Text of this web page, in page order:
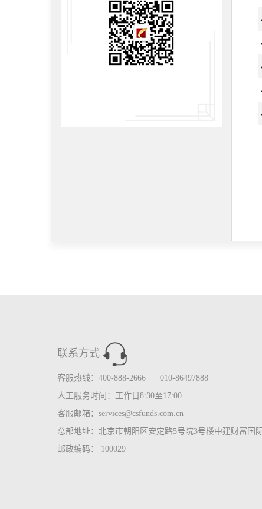
联系方式
客服热线：400-888-2666 010-86497888
人工服务时间：工作日8:30至17:00
客服邮箱：services@csfunds.com.cn
总部地址：北京市朝阳区安定路5号院3号楼中建财富国
邮政编码： 100029